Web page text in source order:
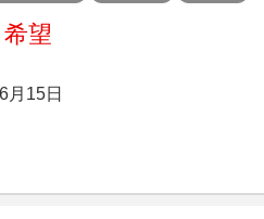
望
月15日